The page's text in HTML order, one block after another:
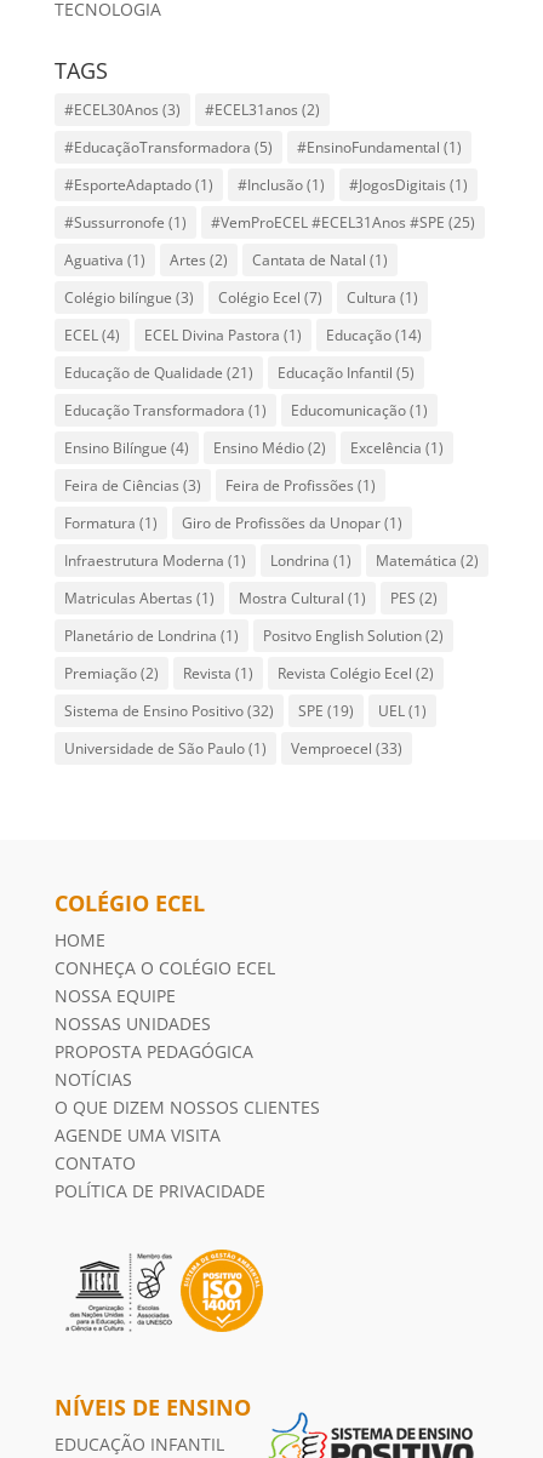
TECNOLOGIA
TAGS
#ECEL30Anos (3) #ECEL31anos (2)
#EducaçãoTransformadora (5) #EnsinoFundamental (1)
#EsporteAdaptado(1) #Inclusão(1) #JogosDigitais (1)
#Sussurronofe (1) #VemProECEL #ECEL31Anos #SPE (25)
Aguativa (1) Artes (2) Cantata de Natal (1)
Colégio bilíngue (3) Colégio Ecel (7) Cultura (1)
ECEL(4) ECEL Divina Pastora (1) Educação(14)
Educação de Qualidade (21) Educação Infantil (5)
Educação Transformadora (1) Educomunicação(1)
Ensino Bilíngue (4) Ensino Médio(2) Excelência (1)
Feira de Ciências (3) Feira de Profissões (1)
Formatura (1) Giro de Profissões da Unopar(1)
Infraestrutura Moderna (1) Londrina (1) Matemática (2)
Matriculas Abertas (1) Mostra Cultural (1) PES (2)
Planetário de Londrina (1) Positvo English Solution(2)
Premiação(2) Revista (1) Revista Colégio Ecel (2)
Sistema de Ensino Positivo(32) SPE (19) UEL(1)
Universidade de São Paulo(1) Vemproecel (33)
COLÉGIO ECEL
HOME
CONHEÇA O COLÉGIO ECEL
NOSSA EQUIPE
NOSSAS UNIDADES
PROPOSTA PEDAGÓGICA
NOTÍCIAS
O QUE DIZEM NOSSOS CLIENTES
AGENDE UMA VISITA
CONTATO
POLÍTICA DE PRIVACIDADE
NÍVEIS DE ENSINO
EDUCAÇÃO INFANTIL